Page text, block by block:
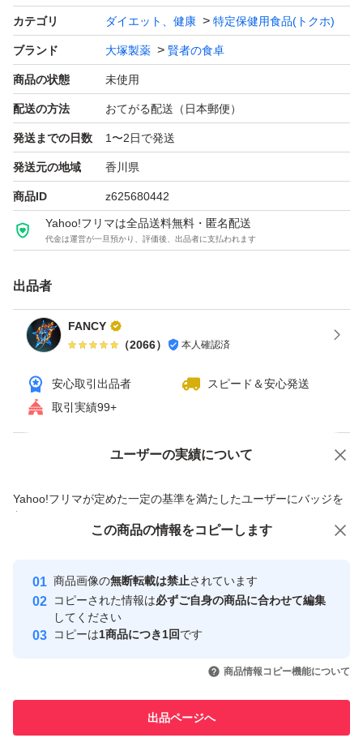
ご質問等がありましたら、コメント願います。
再出品可能です。
質問にて、コメントお願い致します。
カテゴリ ダイエット、健康 特定保健用食品(トクホ)
ブランド 大塚製薬 賢者の食卓
商品の状態 未使用
配送の方法 おてがる配送（日本郵便）
発送までの日数 1〜2日で発送
発送元の地域 香川県
商品ID z625680442
Yahoo!フリマは全品送料無料・匿名配送
代金は運営が一旦預かり、評価後、出品者に支払われます
出品者
FANCY
（2066） 本人確認済
安心取引出品者
スピード＆安心発送
取引実績99+
ユーザーの実績について
Yahoo!フリマが定めた一定の基準を満たしたユーザーにバッジを
付与しています
安心取引出品者
心・安全なユーザーです
取引実績
引を完了させた実績があります
での取引実績があります
価格の相談 商品への質問
この商品の情報をコピーします
商品画像の無断転載は禁止されています
コピーされた情報は必ずご自身の商品に合わせて編集
してください
コピーは1商品につき1回です
商品情報コピー機能について
出品ページへ
この商品をみている人にオススメ